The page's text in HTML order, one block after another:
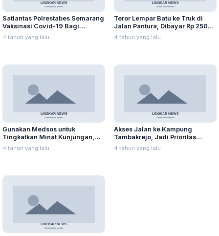
Satlantas Polrestabes Semarang
Vaksinasi Covid-19 Bagi
Pemohon SIM
4 tahun yang lalu
Teror Lempar Batu ke Truk di
Jalan Pantura, Dibayar Rp 250
Ribu
4 tahun yang lalu
Gunakan Medsos untuk
Tingkatkan Minat Kunjungan,
Yakinkan Tempat Wisata Aman
4 tahun yang lalu
Akses Jalan ke Kampung
Tambakrejo, Jadi Prioritas
Pembangunan Tahun 2022
4 tahun yang lalu